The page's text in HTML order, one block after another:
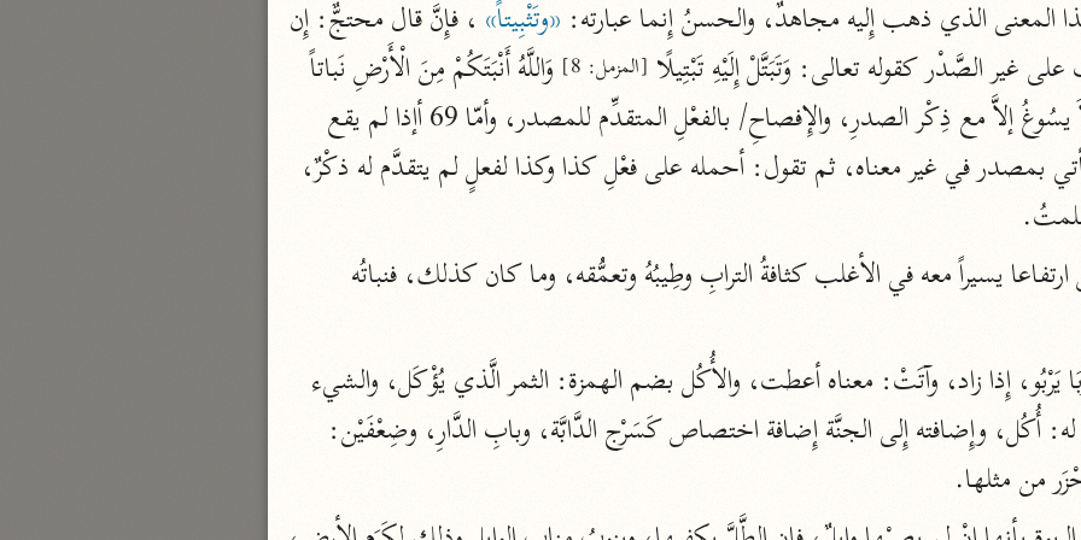
أخرى
أضواء البيان
محمد الأمين الشنقيطي (١٣٩٤ هـ)
نحو ١١ مجلدًا
البقاعي (٨٨٥ هـ)
لغة وبلاغة
التحرير والتنوير
نحو ٢٤ مجلدًا
مركَّزة العبارة
تفسير الجلالين
المحلّي والسيوطي (٨٦٤، ٩١١ هـ)
جامع البيان
الإيجي (٩٠٥ هـ)
أنوار التنزيل
البيضاوي (٦٨٥ هـ)
نحو ٣ مجلدات
المعنى الذي ذهب إِليه مجاهدٌ، والحسنُ إِنما عبارته: «وتَثْبِيتاً»
غير الصَّدْر كقوله تعالى: وَتَبَتَّلْ إِلَيْهِ تَبْتِيلًا [المزمل: 8] وَاللَّهُ أَنْبَتَكُمْ مِنَ الْأَرْضِ نَباتاً
ولفظ الرَّبْوَة: مأخوذ من: رَبَا يَرْبُو، إِذا زاد، وآتَتْ: معناه أعطت، والأُكُل بضم الهمزة: الثمر الَّذي يُؤْكَل، والشيء
من مثلها.